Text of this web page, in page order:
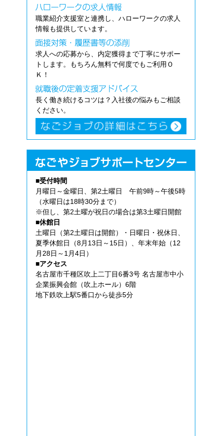
職業紹介支援室と連携し、ハローワークの求人
情報も提供しています。
求人への応募から、内定獲得まで丁寧にサポー
トします。もちろん無料で何度でもご利用Ｏ
Ｋ！
長く働き続けるコツは？入社後の悩みもご相談
ください。
■受付時間
月曜日～金曜日、第2土曜日 午前9時～午後5時
（水曜日は18時30分まで）
※但し、第2土曜が祝日の場合は第3土曜日開館
■休館日
土曜日（第2土曜日は開館）・日曜日・祝休日、
夏季休館日（8月13日～15日）、年末年始（12
月28日～1月4日）
■アクセス
名古屋市千種区吹上二丁目6番3号 名古屋市中小
企業振興会館（吹上ホール）6階
地下鉄吹上駅5番口から徒歩5分